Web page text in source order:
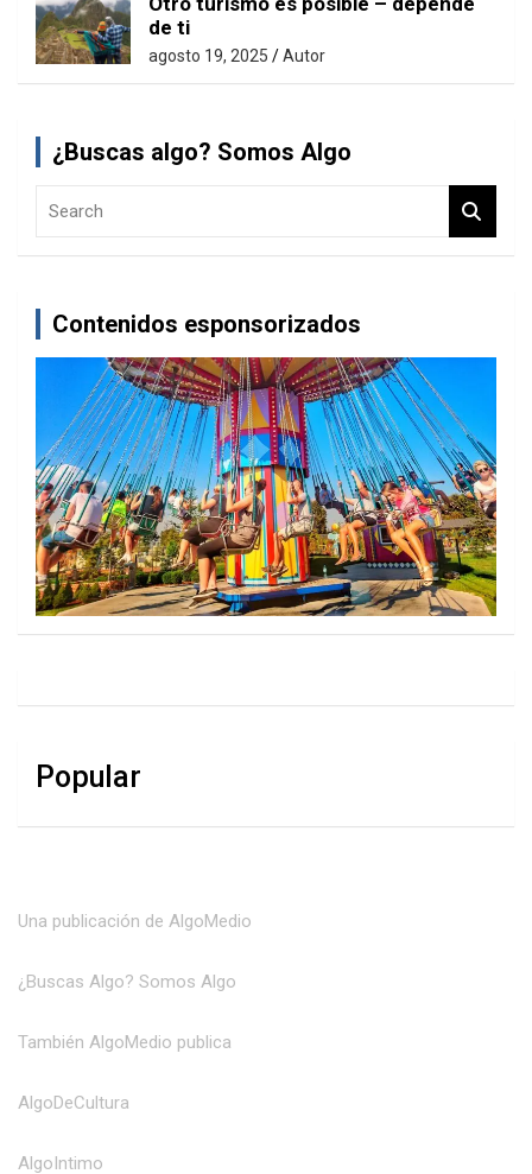
de ti
agosto 19, 2025 Autor
¿Buscas algo? Somos Algo
Contenidos esponsorizados
Popular
Una publicación de AlgoMedio
¿Buscas Algo? Somos Algo
También AlgoMedio publica
AlgoDeCultura
AlgoIntimo